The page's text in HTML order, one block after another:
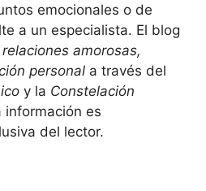
emocionales o de
a un especialista. El blog
relaciones amorosas,
personal a través del
y la Constelación
información es
del lector.